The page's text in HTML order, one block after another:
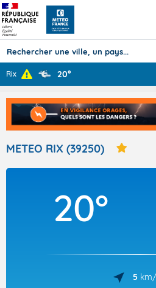
TOUS LES
Rix 20°
METEO RIX (39250)
20°
5